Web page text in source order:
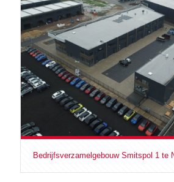
Bedrijfsverzamelgebouw Smitspol 1 te